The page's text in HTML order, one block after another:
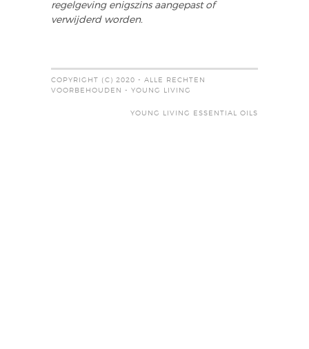
regelgeving enigszins aangepast of
verwijderd worden.
COPYRIGHT (C) 2020 - ALLE RECHTEN
VOORBEHOUDEN - YOUNG LIVING
YOUNG LIVING ESSENTIAL OILS